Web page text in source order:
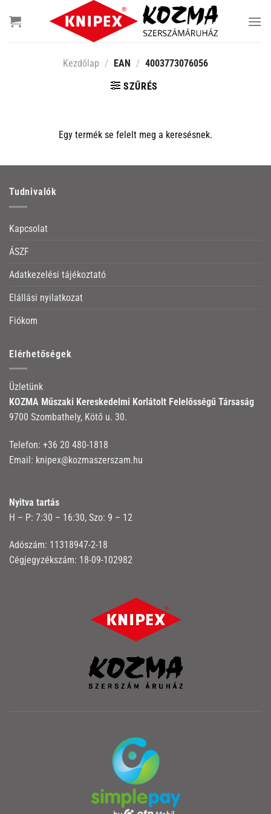
Kezdőlap / EAN / 4003773076056
SZŰRÉS
Egy termék se felelt meg a keresésnek.
Tudnivalók
Kapcsolat
ÁSZF
Adatkezelési tájékoztató
Elállási nyilatkozat
Fiókom
Elérhetőségek
Üzletünk
KOZMA Műszaki Kereskedelmi Korlátolt Felelősségű Társaság
9700 Szombathely, Kötő u. 30.
Telefon: +36 20 480-1818
Email: knipex@kozmaszerszam.hu
Nyitva tartás
H – P: 7:30 – 16:30, Szo: 9 – 12
Adószám: 11318947-2-18
Cégjegyzékszám: 18-09-102982